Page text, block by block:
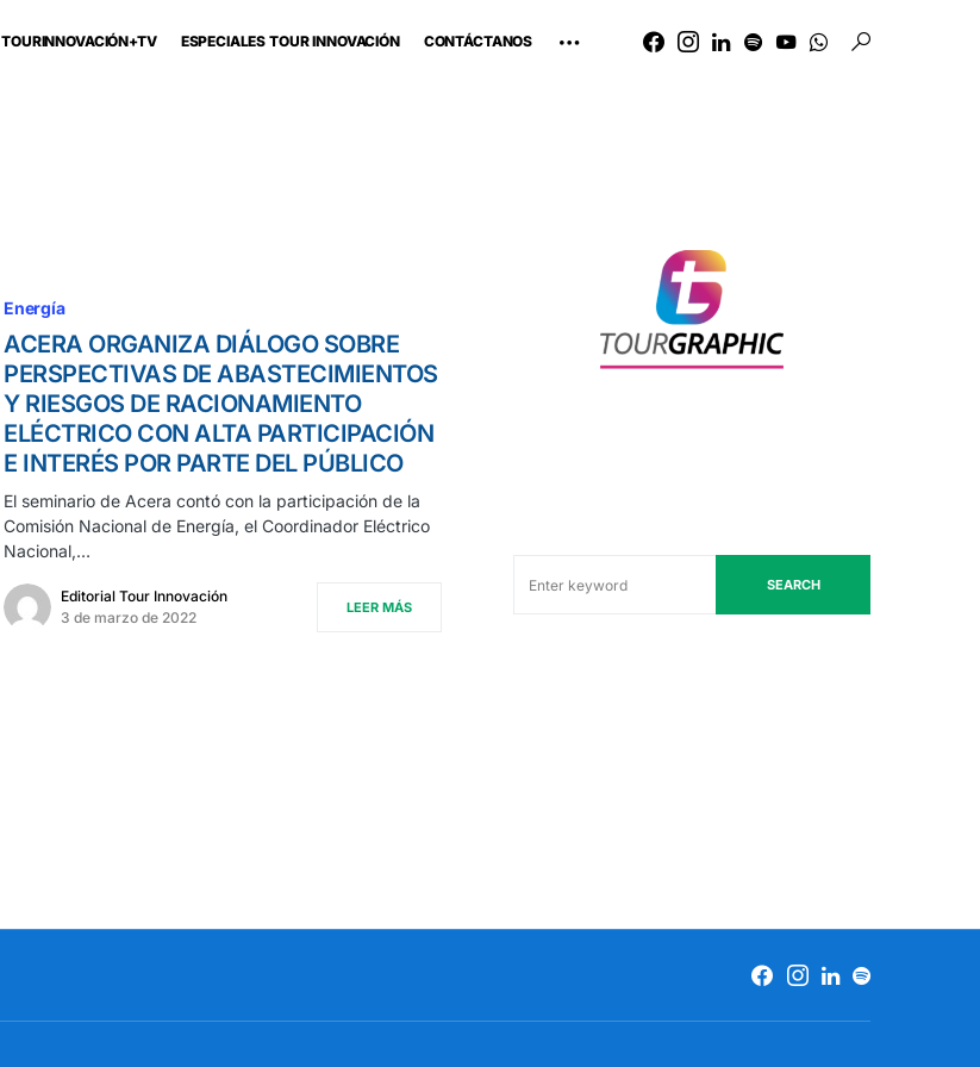
TOURINNOVACIÓN+TV ESPECIALES TOUR INNOVACIÓN CONTÁCTANOS
Energía
ACERA ORGANIZA DIÁLOGO SOBRE
PERSPECTIVAS DE ABASTECIMIENTOS
Y RIESGOS DE RACIONAMIENTO
ELÉCTRICO CON ALTA PARTICIPACIÓN
E INTERÉS POR PARTE DEL PÚBLICO
El seminario de Acera contó con la participación de la
Comisión Nacional de Energía, el Coordinador Eléctrico
Nacional,…
Editorial Tour Innovación
3 de marzo de 2022
LEER MÁS
SEARCH